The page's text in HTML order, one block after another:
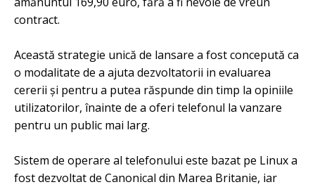
contract.
Această strategie unică de lansare a fost concepută ca
o modalitate de a ajuta dezvoltatorii in evaluarea
cererii și pentru a putea răspunde din timp la opiniile
utilizatorilor, înainte de a oferi telefonul la vanzare
pentru un public mai larg.
Sistem de operare al telefonului este bazat pe Linux a
fost dezvoltat de Canonical din Marea Britanie, iar